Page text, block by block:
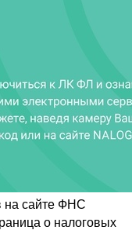
на сайте ФНС
о налоговых